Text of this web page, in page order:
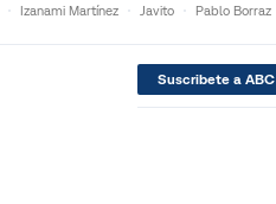
Izanami Martínez Javito Pablo Borraz
Suscribete a ABC